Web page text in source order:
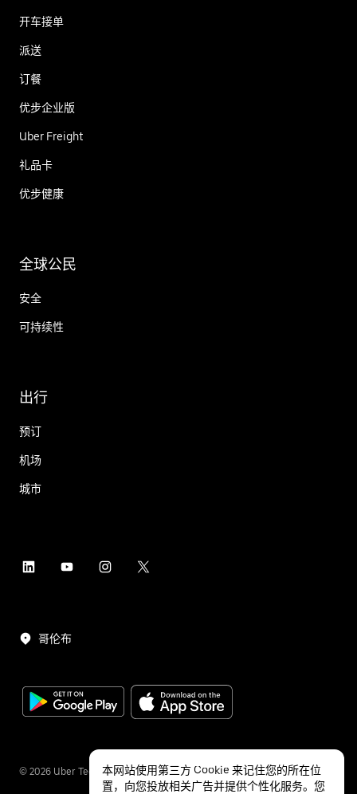
开车接单
派送
订餐
优步企业版
Uber Freight
礼品卡
优步健康
全球公民
安全
可持续性
出行
预订
机场
城市
哥伦布
© 2026 Uber Technologies Inc.
本网站使用第三方 Cookie 来记住您的所在位
置，向您投放相关广告并提供个性化服务。您